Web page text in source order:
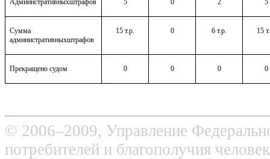
Административныхштрафов 5 0 2 5
Сумма
административныхштрафов
15 т.р. 0 6 т.р. 15
Прекращено судом 0 0 0 0
© 2006–2009, Управление
потребителей и благополучия